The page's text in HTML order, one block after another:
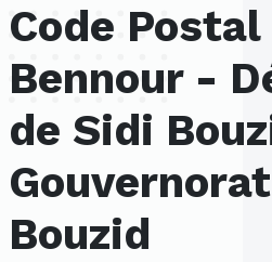
Code Postal
Bennour -
de Sidi
Bouzid